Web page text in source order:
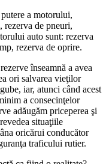
a motorului,
rezerva de pneuri,
auto sunt: rezerva
rezerva de oprire.
înseamnă a avea
ori salvarea vieţilor
iar, atunci când acest
a consecinţelor
adăugăm priceperea şi
situaţiile
oricărui conducător
traficului rutier.